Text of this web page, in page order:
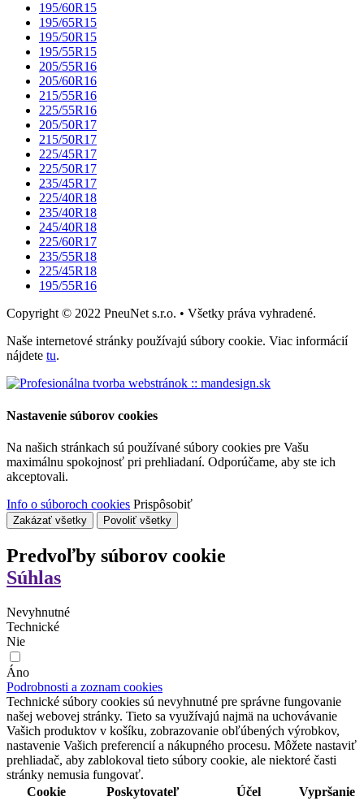
195/60R15
195/65R15
195/50R15
195/55R15
205/55R16
205/60R16
215/55R16
225/55R16
205/50R17
215/50R17
225/45R17
225/50R17
235/45R17
225/40R18
235/40R18
245/40R18
225/60R17
235/55R18
225/45R18
195/55R16
Copyright © 2022 PneuNet s.r.o. • Všetky práva vyhradené.
Naše internetové stránky používajú súbory cookie. Viac informácií
nájdete tu.
Nastavenie súborov cookies
Na našich stránkach sú používané súbory cookies pre Vašu
maximálnu spokojnosť pri prehliadaní. Odporúčame, aby ste ich
akceptovali.
Info o súboroch cookies Prispôsobiť
Zakázať všetky Povoliť všetky
Predvoľby súborov cookie
Súhlas
Nevyhnutné
Technické
Nie
Áno
Podrobnosti a zoznam cookies
Technické súbory cookies sú nevyhnutné pre správne fungovanie
našej webovej stránky. Tieto sa využívajú najmä na uchovávanie
Vašich produktov v košíku, zobrazovanie obľúbených výrobkov,
nastavenie Vašich preferencií a nákupného procesu. Môžete nastaviť
prehliadač, aby zablokoval tieto súbory cookie, ale niektoré časti
stránky nemusia fungovať.
Cookie
Poskytovateľ Účel Vypršanie